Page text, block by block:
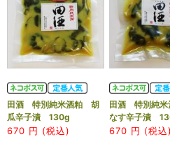
田酒 特別純米酒粕 胡
瓜辛子漬 130g
670 円 (税込)
田酒 特別純
なす辛子漬
670 円 (税込)